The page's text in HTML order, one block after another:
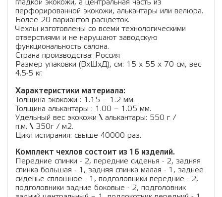
гладкой экокожи, а центральная часть из
перфорированной экокожи, алькантары или велюра.
Более 20 вариантов расцветок.
Чехлы изготовлены со всеми технологическими
отверстиями и не нарушают заводскую
функциональность салона.
Страна производства: Россия
Размер упаковки (ВхШхД), см: 15 x 55 x 70 см, вес
4.5-5 кг.
Характеристики материала:
Толщина экокожи : 1.15 – 1.2 мм.
Толщина алькантары : 1.00 – 1.05 мм.
Удельный вес экокожи \алькантары: 550 г /
п.м. \350г / м2.
Цикл истирания: свыше 40000 раз.
Комплект чехлов состоит из 16 изделий.
Передние спинки - 2, передние сиденья - 2, задняя
спинка большая - 1, задняя спинка малая - 1, заднее
сиденье сплошное - 1, подголовники передние - 2,
подголовники задние боковые - 2, подголовник